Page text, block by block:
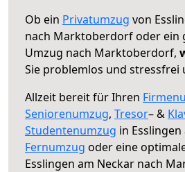
Ob ein Privatumzug von
nach Marktoberdorf oder ein
Umzug nach Marktoberdorf,
Sie problemlos und stressfrei
Allzeit bereit für Ihren
Seniorenumzug, Tresor– &
Studentenumzug in Esslingen
Fernumzug oder eine
Esslingen am Neckar nach